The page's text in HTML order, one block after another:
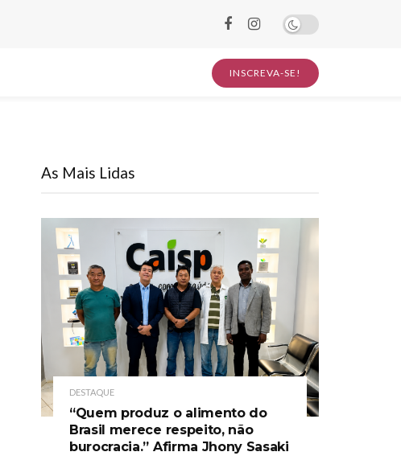
INSCREVA-SE!
As Mais Lidas
DESTAQUE
“Quem produz o alimento do
Brasil merece respeito, não
burocracia.” Afirma Jhony Sasaki